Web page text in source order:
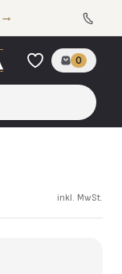
→
0
inkl. MwSt.